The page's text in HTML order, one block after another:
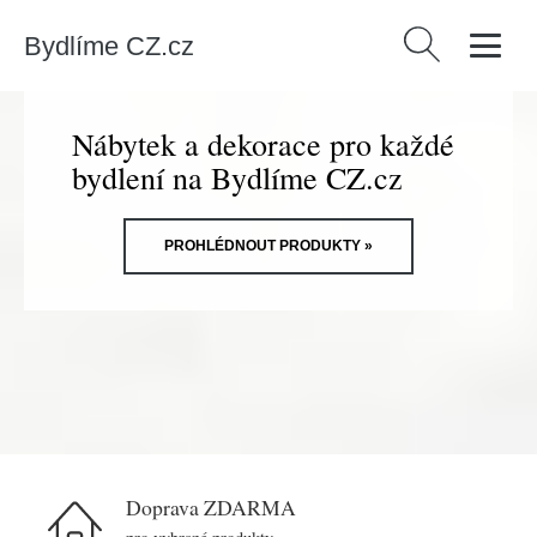
Bydlíme CZ.cz Vyhledávání
Nábytek a dekorace pro každé
bydlení na Bydlíme CZ.cz
PROHLÉDNOUT PRODUKTY »
Doprava ZDARMA